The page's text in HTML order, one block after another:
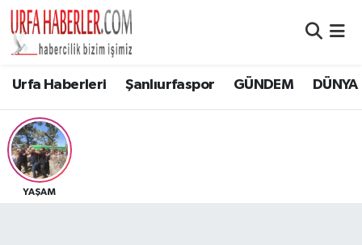
Urfa Haberleri Şanlıurfaspor GÜNDEM DÜNYA
YAŞAM
Şanlıurfa Nöbetçi Eczaneler
Şanlıurfa Namaz Vakitleri
Şanlıurfa Trafik Yoğunluk Haritası